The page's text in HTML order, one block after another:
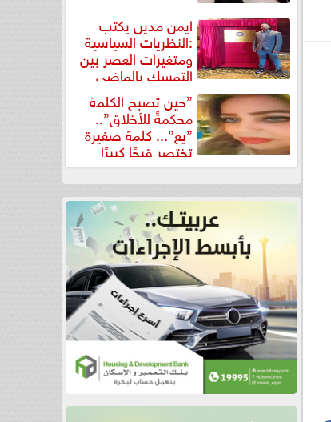
ايمن مدين يكتب
:النظريات السياسية
ومتغيرات العصر بين
التمسك بالماضي
ومواجهة تحديات...”حين تصبح الكلمة
محكمةً للأخلاق”..
”يع”... كلمة صغيرة
تختصر قبحًا كبيرًا